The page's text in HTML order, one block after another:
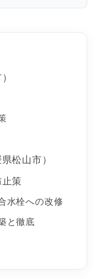
松山市）
策
水栓への改修
と徹底